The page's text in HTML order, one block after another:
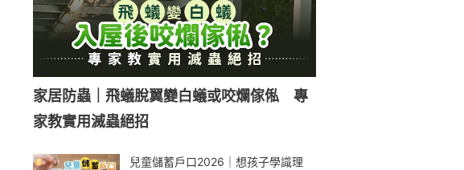
家居防蟲｜飛蟻脫翼變白蟻或咬爛傢俬 專
家教實用滅蟲絕招
兒童儲蓄戶口2026｜想孩子學識理